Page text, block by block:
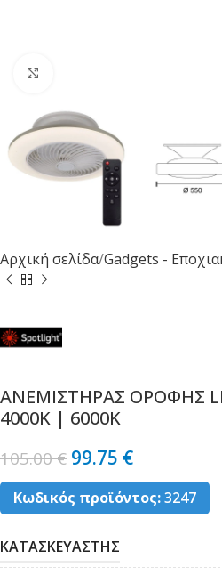
Αρχική σελίδα Gadgets -
ΑΝΕΜΙΣΤΗΡΑΣ ΟΡΟΦΗΣ
4000K | 6000K
105.00€ 99.75 €
Κωδικός προϊόντος:3247
ΚΑΤΑΣΚΕΥΑΣΤΗΣ